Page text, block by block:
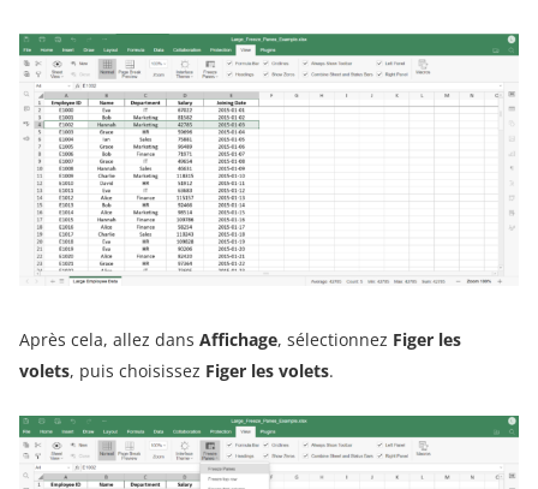
Après cela, allez dans Affichage, sélectionnez Figer les
volets, puis choisissez Figer les volets.